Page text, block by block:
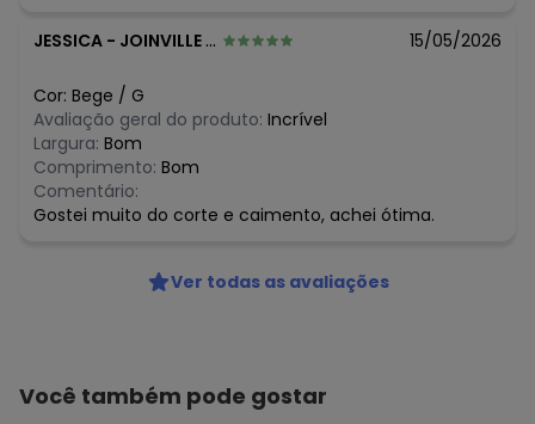
JESSICA - JOINVILLE - SC 15/05/2026
Cor: Bege / G
Avaliação geral do produto: Incrível
Largura: Bom
Comprimento: Bom
Comentário:
Gostei muito do corte e caimento, achei ótima.
Ver todas as avaliações
Você também pode gostar